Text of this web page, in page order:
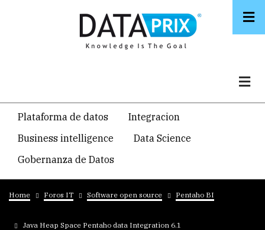
Navegacion
temática
principal
Plataforma de datos
Integracion
Business intelligence
Data Science
Gobernanza de Datos
Breadcrumb
Home Foros IT Software open source Pentaho BI
Java Heap Space Pentaho data Integration 6.1